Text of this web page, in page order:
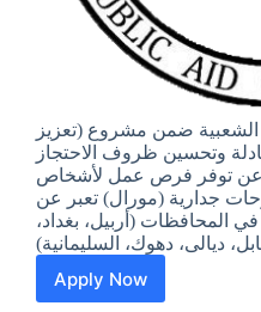
الشعبية ضمن مشروع (تعزيز
وتحسين ظروف الاحتجاز
عن توفر فرص عمل لأشخاص
جدارية (مورال) تعبر عن
المحافظات (أربيل، بغداد،
Apply Now
وظائف